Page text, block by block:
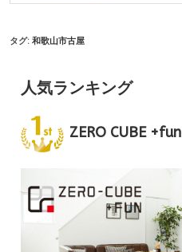
タグ:和歌山市古屋
人気ランキング
ZERO CUBE +fun